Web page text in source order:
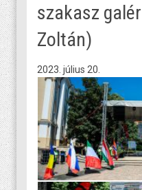
szakasz
Zoltán)
2023. július 20.